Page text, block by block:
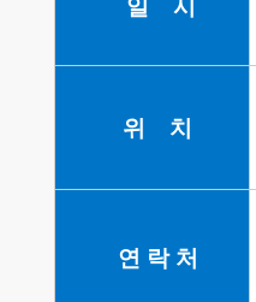
일 시
위 치
연 락 처